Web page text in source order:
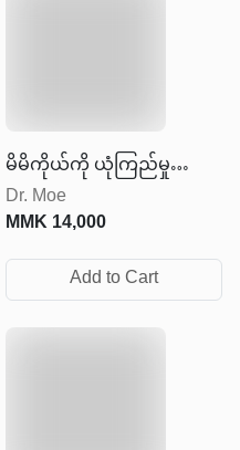
မိမိကိုယ်ကို ယုံကြည်မှု
တည်ဆောက်ခြင်း
Dr. Moe
MMK14,000
Add to Cart